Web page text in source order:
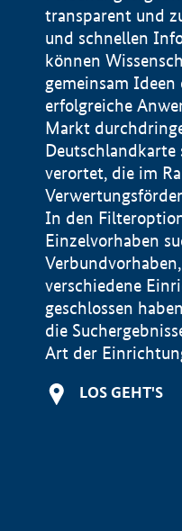
transparent und
und schnellen
können
gemeinsam
erfolgreiche
Markt
verortet, die im
In den
Einzelvorhaben
verschiedene
geschlossen
die
Art der
LOS GEHT'S